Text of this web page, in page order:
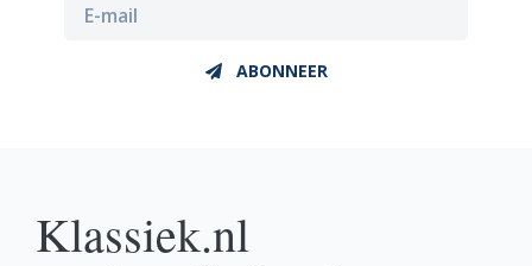
ABONNEER
Klassiek.nl